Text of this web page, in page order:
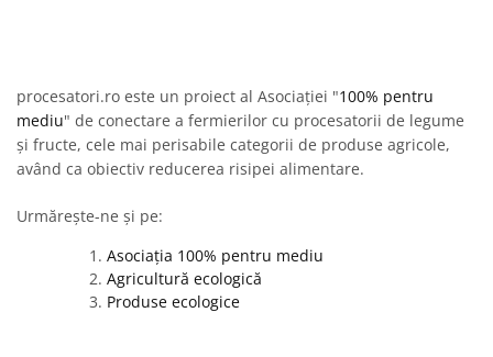
procesatori.ro este un proiect al Asociației "100% pentru
mediu" de conectare a fermierilor cu procesatorii de legume
și fructe, cele mai perisabile categorii de produse agricole,
având ca obiectiv reducerea risipei alimentare.
Urmărește-ne și pe:
Asociația 100% pentru mediu
Agricultură ecologică
Produse ecologice